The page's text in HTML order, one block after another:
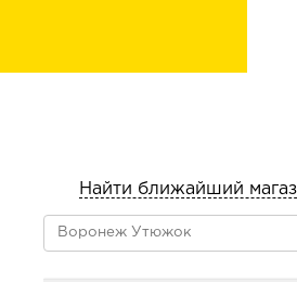
Найти ближайший